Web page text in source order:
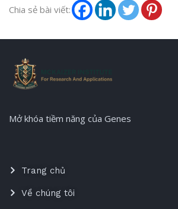
Chia sẻ bài viết:
Mở khóa tiềm năng của Genes
Trang chủ
Về chúng tôi